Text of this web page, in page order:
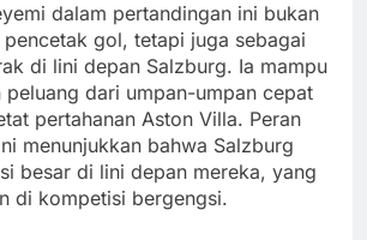
dalam pertandingan ini bukan
pencetak gol, tetapi juga sebagai
di lini depan Salzburg. Ia mampu
peluang dari umpan-umpan cepat
pertahanan Aston Villa. Peran
menunjukkan bahwa Salzburg
besar di lini depan mereka, yang
di kompetisi bergengsi.